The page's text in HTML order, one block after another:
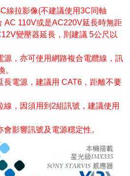
線拉影像(不建議使用3C同軸
AC 110V或是AC220V延長時無距
變壓器延長，則建議 5公尺以
源，亦可使用網路複合電纜線，訊
。
長電源，建議用 CAT6，距離不要
線，因須用到2組訊號，建議使用
影響訊號及電源穩定性。